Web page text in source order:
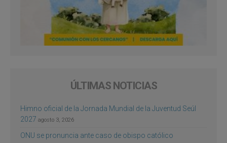
ÚLTIMAS NOTICIAS
Himno oficial de la Jornada Mundial de la Juventud Seúl
2027 agosto 3, 2026
ONU se pronuncia ante caso de obispo católico